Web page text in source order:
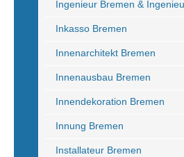
Ingenieur Bremen &
Inkasso Bremen
Innenarchitekt Bremen
Innenausbau Bremen
Innendekoration Bremen
Innung Bremen
Installateur Bremen